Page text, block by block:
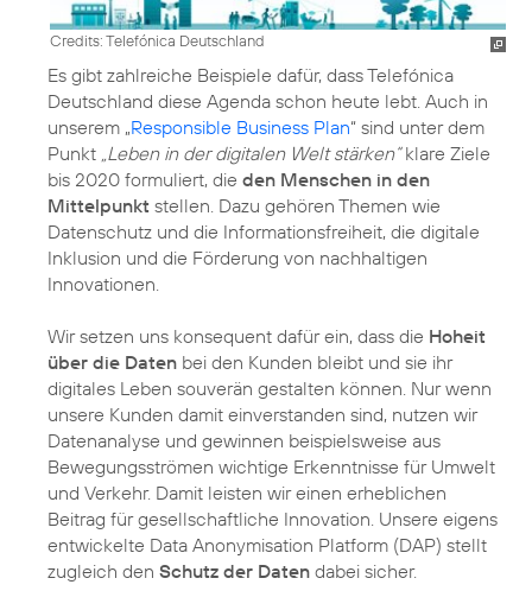
Credits: Telefónica Deutschland
Es gibt zahlreiche Beispiele dafür, dass Telefónica
Deutschland diese Agenda schon heute lebt. Auch in
unserem „Responsible Business Plan“ sind unter dem
Punkt „Leben in der digitalen Welt stärken“klare Ziele
bis 2020 formuliert, die den Menschen in den
Mittelpunkt stellen. Dazu gehören Themen wie
Datenschutz und die Informationsfreiheit, die digitale
Inklusion und die Förderung von nachhaltigen
Innovationen.
Wir setzen uns konsequent dafür ein, dass die Hoheit
über die Daten bei den Kunden bleibt und sie ihr
digitales Leben souverän gestalten können. Nur wenn
unsere Kunden damit einverstanden sind, nutzen wir
Datenanalyse und gewinnen beispielsweise aus
Bewegungsströmen wichtige Erkenntnisse für Umwelt
und Verkehr. Damit leisten wir einen erheblichen
Beitrag für gesellschaftliche Innovation. Unsere eigens
entwickelte Data Anonymisation Platform (DAP) stellt
zugleich den Schutz der Daten dabei sicher.